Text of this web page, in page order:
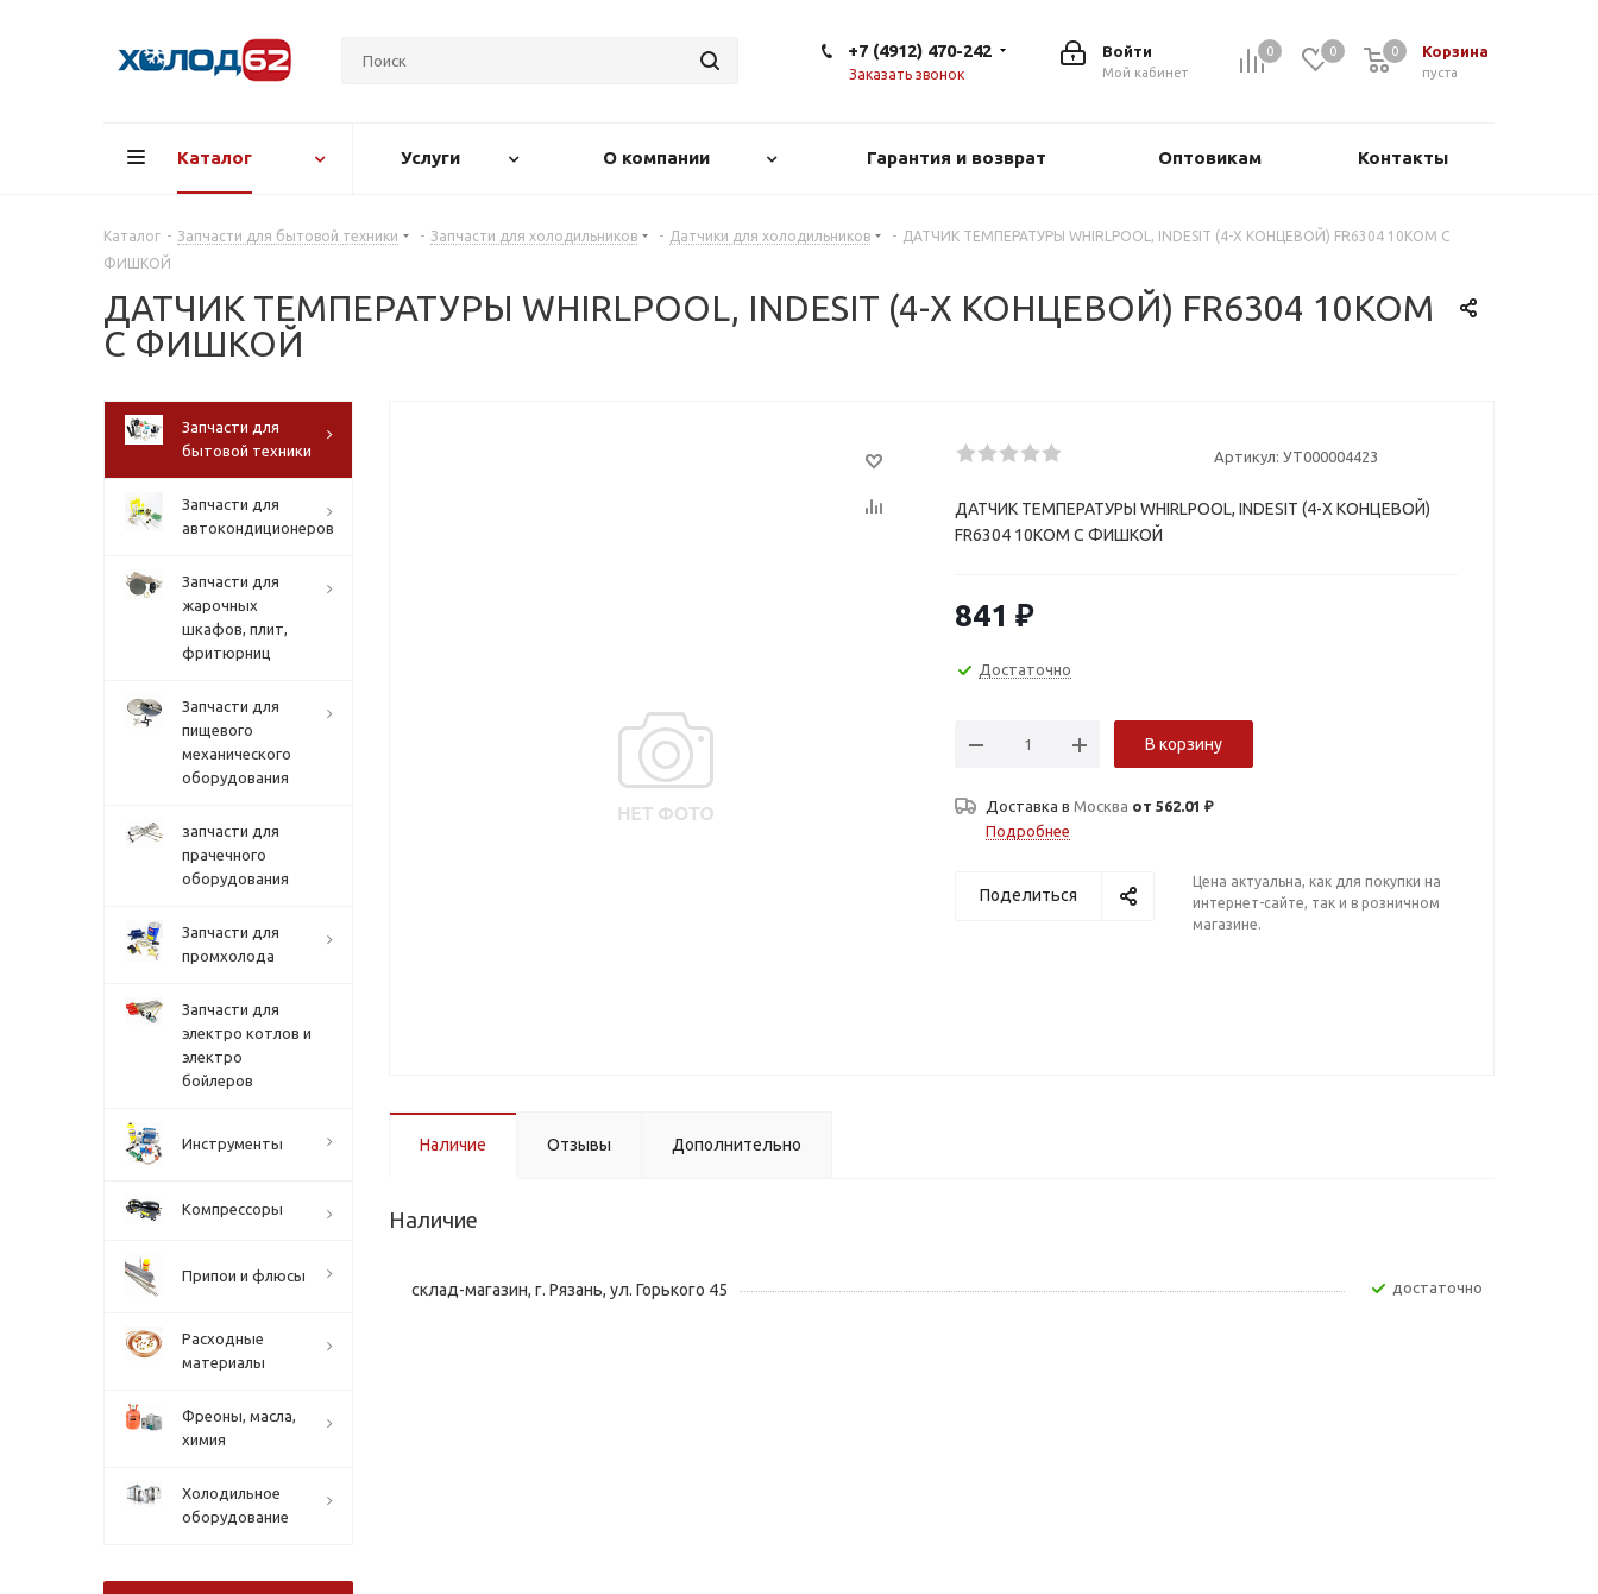
0 0 Корзина
0
пуста
0
Войти
Мой кабинет
+7 (4912) 470-242
Заказать звонок
Каталог Услуги О компании Гарантия и возврат Оптовикам Контакты
Каталог - Запчасти для бытовой техники - Запчасти для холодильников - Датчики для холодильников - ДАТЧИК ТЕМПЕРАТУРЫ WHIRLPOOL, INDESIT (4-Х КОНЦЕВОЙ) FR6304 10КОМ С
ФИШКОЙ
ДАТЧИК ТЕМПЕРАТУРЫ WHIRLPOOL, INDESIT (4-Х КОНЦЕВОЙ) FR6304 10КОМ
С ФИШКОЙ
Артикул: УТ000004423
ДАТЧИК ТЕМПЕРАТУРЫ WHIRLPOOL, INDESIT (4-Х КОНЦЕВОЙ)
FR6304 10КОМ С ФИШКОЙ
841 ₽
Достаточно
В корзину
Доставка в Москва от 562.01 ₽
Подробнее
Поделиться
Цена актуальна, как для покупки на
интернет-сайте, так и в розничном
магазине.
Наличие Отзывы Дополнительно
Наличие
склад-магазин, г. Рязань, ул. Горького 45 Достаточно
Запчасти для
бытовой техники
Запчасти для
автокондиционеров
Запчасти для
жарочных
шкафов, плит,
фритюрниц
Запчасти для
пищевого
механического
оборудования
запчасти для
прачечного
оборудования
Запчасти для
промхолода
Запчасти для
электро котлов и
электро
бойлеров
Инструменты
Компрессоры
Припои и флюсы
Расходные
материалы
Фреоны, масла,
химия
Холодильное
оборудование